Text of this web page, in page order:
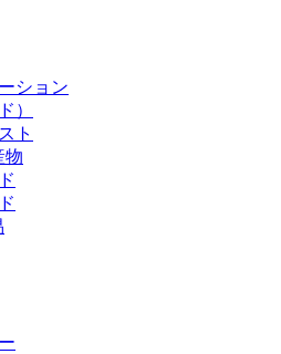
ション
）
ト
物